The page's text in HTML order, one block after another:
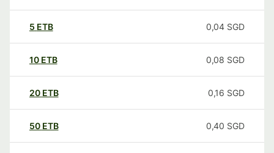
5 ETB 0,04 SGD
10 ETB 0,08 SGD
20 ETB 0,16 SGD
50 ETB 0,40 SGD